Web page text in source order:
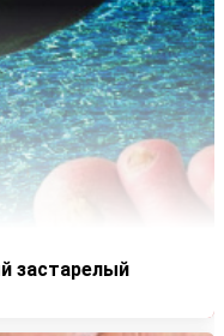
застарелый